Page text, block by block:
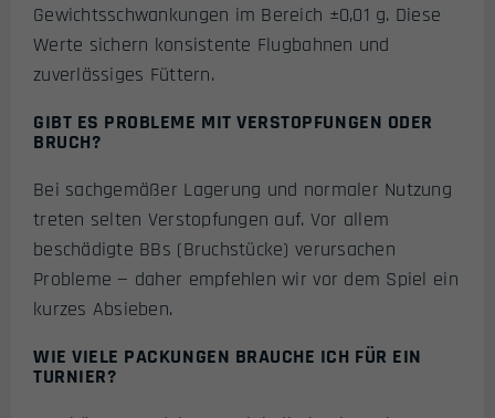
Gewichtsschwankungen im Bereich ±0,01 g. Diese
Werte sichern konsistente Flugbahnen und
zuverlässiges Füttern.
GIBT ES PROBLEME MIT VERSTOPFUNGEN ODER
BRUCH?
Bei sachgemäßer Lagerung und normaler Nutzung
treten selten Verstopfungen auf. Vor allem
beschädigte BBs (Bruchstücke) verursachen
Probleme — daher empfehlen wir vor dem Spiel ein
kurzes Absieben.
WIE VIELE PACKUNGEN BRAUCHE ICH FÜR EIN
TURNIER?